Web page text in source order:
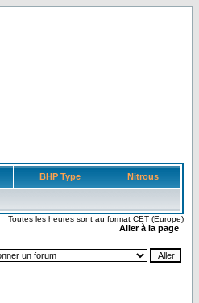
BHP Type Nitrous
Toutes les heures sont au format CET (Europe)
Aller à la page